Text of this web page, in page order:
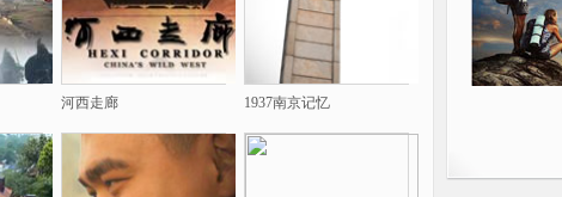
河西走廊 1937南京记忆